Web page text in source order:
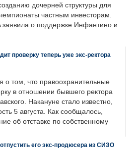
дочерней структуры для
частным инвесторам.
заявила о поддержке Инфантино и
проверку теперь уже экс-ректора
о том, что правоохранительные
в отношении бывшего ректора
Накануне стало известно,
5 августа. Как сообщалось,
об отставке по собственному
его экс-продюсера из СИЗО